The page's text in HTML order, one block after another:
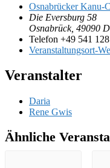
Osnabrücker Kanu-
Die Eversburg 58
Osnabrück, 49090
Telefon +49 541
Veranstaltungsort-
Veranstalter
Daria
Rene Gwis
Ähnliche